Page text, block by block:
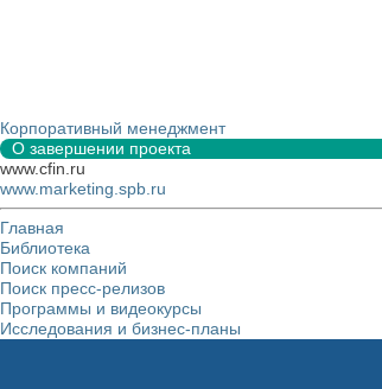
Корпоративный менеджмент
О завершении проекта
www.cfin.ru
www.marketing.spb.ru
Главная
Библиотека
Поиск компаний
Поиск пресс-релизов
Программы и видеокурсы
Исследования и бизнес-планы